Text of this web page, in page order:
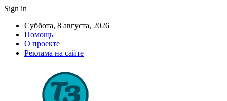
Sign in
Суббота, 8 августа, 2026
Помощь
О проекте
Реклама на сайте